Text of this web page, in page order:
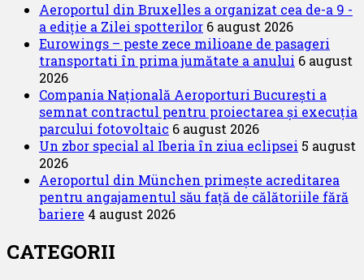
Aeroportul din Bruxelles a organizat cea de-a 9 -
a ediție a Zilei spotterilor 6 august 2026
Eurowings – peste zece milioane de pasageri
transportati în prima jumătate a anului 6 august
2026
Compania Națională Aeroporturi București a
semnat contractul pentru proiectarea și execuția
parcului fotovoltaic 6 august 2026
Un zbor special al Iberia în ziua eclipsei 5 august
2026
Aeroportul din München primește acreditarea
pentru angajamentul său față de călătoriile fără
bariere 4 august 2026
CATEGORII